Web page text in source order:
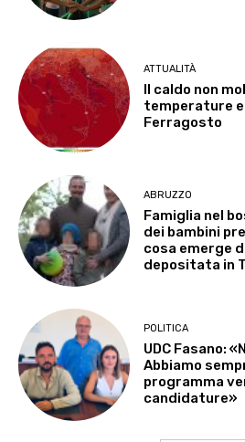
ATTUALITÀ
Il caldo non
temperature
Ferragosto
ABRUZZO
Famiglia nel
dei bambini
cosa emerge
depositata in
POLITICA
UDC Fasano:
Abbiamo
programma
candidature»